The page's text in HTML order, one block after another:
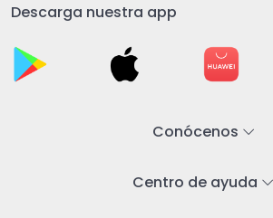
Descarga nuestra app
Conócenos
Centro de ayuda